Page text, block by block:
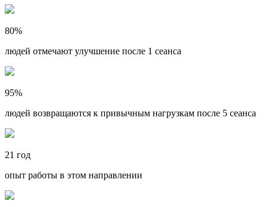
80%
людей отмечают улучшение после 1 сеанса
95%
людей возвращаются к привычным нагрузкам после 5 сеанса
21 год
опыт работы в этом направлении